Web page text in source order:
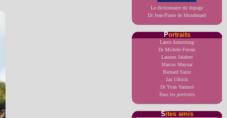
Le dictionnaire du dopage
Dr Jean-Pierre de Mondenard
Portraits
Lance Armstrong
Dr Michele Ferrari
Laurent Jalabert
Marcos Maynar
Bernard Sainz
Jan Ullrich
Dr Yvan Vanmol
Tous les portraits
Sites amis